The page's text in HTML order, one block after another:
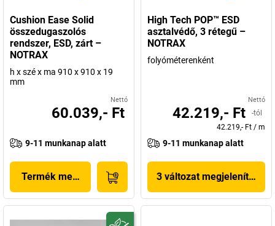
Cushion Ease Solid
összedugaszolós
rendszer, ESD, zárt –
NOTRAX
h x szé x ma 910 x 910 x 19
mm
Nettó
60.039,- Ft
9-11 munkanap alatt
Termék megjelenítése
High Tech POP™ ESD
asztalvédő, 3 rétegű –
NOTRAX
folyóméterenként
Nettó
42.219,- Ft
-tól
42.219,- Ft / m
9-11 munkanap alatt
3 változat megjelenítése